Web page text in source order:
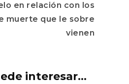
en relación con los
muerte que le sobre
vienen
interesar...